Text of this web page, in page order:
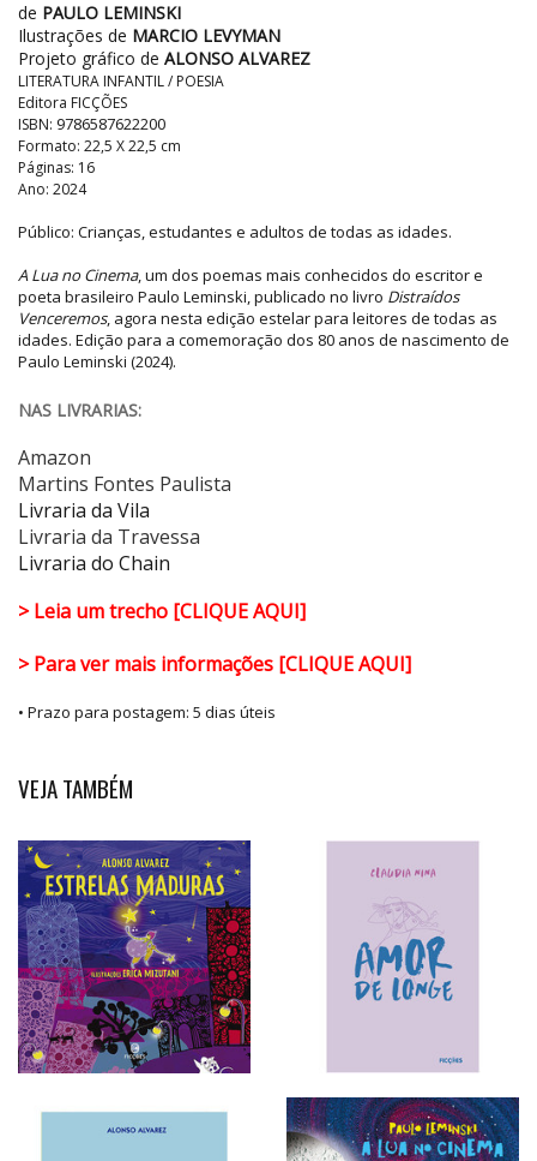
de PAULO LEMINSKI
Ilustrações de MARCIO LEVYMAN
Projeto gráfico de ALONSO ALVAREZ
LITERATURA INFANTIL / POESIA
Editora FICÇÕES
ISBN: 9786587622200
Formato: 22,5 X 22,5 cm
Páginas: 16
Ano: 2024
Público: Crianças, estudantes e adultos de todas as idades.
A Lua no Cinema, um dos poemas mais conhecidos do escritor e
poeta brasileiro Paulo Leminski, publicado no livro Distraídos
Venceremos, agora nesta edição estelar para leitores de todas as
idades. Edição para a comemoração dos 80 anos de nascimento de
Paulo Leminski (2024).
NAS LIVRARIAS:
Amazon
Martins Fontes Paulista
Livraria da Vila
Livraria da Travessa
Livraria do Chain
> Leia um trecho [CLIQUE AQUI]
> Para ver mais informações [CLIQUE AQUI]
• Prazo para postagem: 5 dias úteis
VEJA TAMBÉM